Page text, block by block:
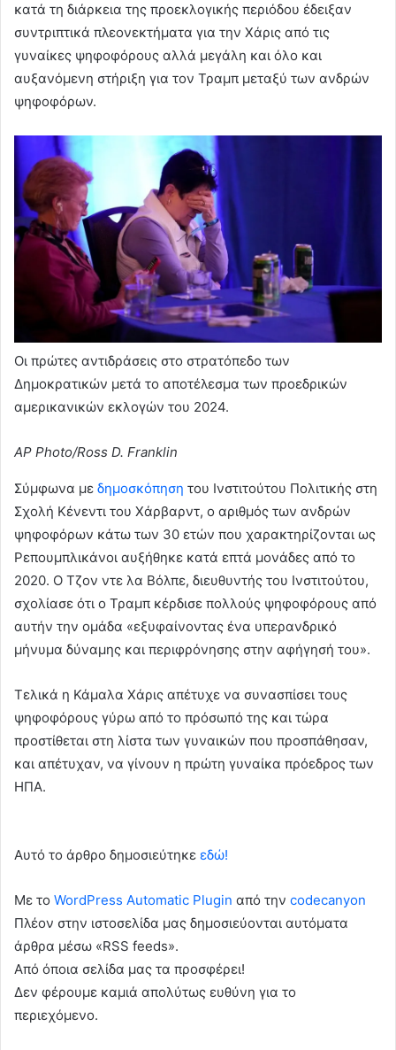
κατά τη διάρκεια της προεκλογικής περιόδου έδειξαν
συντριπτικά πλεονεκτήματα για την Χάρις από τις
γυναίκες ψηφοφόρους αλλά μεγάλη και όλο και
αυξανόμενη στήριξη για τον Τραμπ μεταξύ των ανδρών
ψηφοφόρων.
Οι πρώτες αντιδράσεις στο στρατόπεδο των
Δημοκρατικών μετά το αποτέλεσμα των προεδρικών
αμερικανικών εκλογών του 2024.
AP Photo/Ross D. Franklin
Σύμφωνα με δημοσκόπηση του Ινστιτούτου Πολιτικής στη
Σχολή Κένεντι του Χάρβαρντ, ο αριθμός των ανδρών
ψηφοφόρων κάτω των 30 ετών που χαρακτηρίζονται ως
Ρεπουμπλικάνοι αυξήθηκε κατά επτά μονάδες από το
2020. Ο Τζον ντε λα Βόλπε, διευθυντής του Ινστιτούτου,
σχολίασε ότι ο Τραμπ κέρδισε πολλούς ψηφοφόρους από
αυτήν την ομάδα «εξυφαίνοντας ένα υπερανδρικό
μήνυμα δύναμης και περιφρόνησης στην αφήγησή του».
Τελικά η Κάμαλα Χάρις απέτυχε να συνασπίσει τους
ψηφοφόρους γύρω από το πρόσωπό της και τώρα
προστίθεται στη λίστα των γυναικών που προσπάθησαν,
και απέτυχαν, να γίνουν η πρώτη γυναίκα πρόεδρος των
ΗΠΑ.
Αυτό το άρθρο δημοσιεύτηκε εδώ!
Με το WordPress Automatic Plugin από την codecanyon
Πλέον στην ιστοσελίδα μας δημοσιεύονται αυτόματα
άρθρα μέσω «RSS feeds».
Από όποια σελίδα μας τα προσφέρει!
Δεν φέρουμε καμιά απολύτως ευθύνη για το
περιεχόμενο.